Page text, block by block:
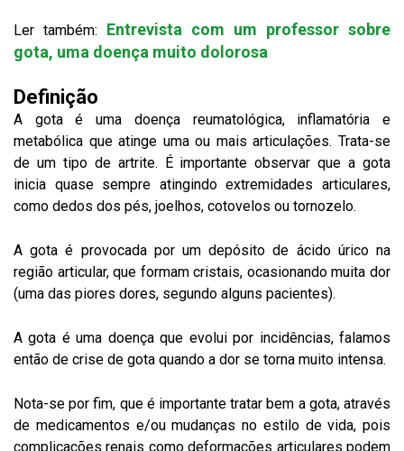
Ler também: Entrevista com um professor sobre
gota, uma doença muito dolorosa
Definição
A gota é uma doença reumatológica, inflamatória e
metabólica que atinge uma ou mais articulações. Trata-se
de um tipo de artrite. É importante observar que a gota
inicia quase sempre atingindo extremidades articulares,
como dedos dos pés, joelhos, cotovelos ou tornozelo.
A gota é provocada por um depósito de ácido úrico na
região articular, que formam cristais, ocasionando muita dor
(uma das piores dores, segundo alguns pacientes).
A gota é uma doença que evolui por incidências, falamos
então de crise de gota quando a dor se torna muito intensa.
Nota-se por fim, que é importante tratar bem a gota, através
de medicamentos e/ou mudanças no estilo de vida, pois
complicações renais como deformações articulares podem